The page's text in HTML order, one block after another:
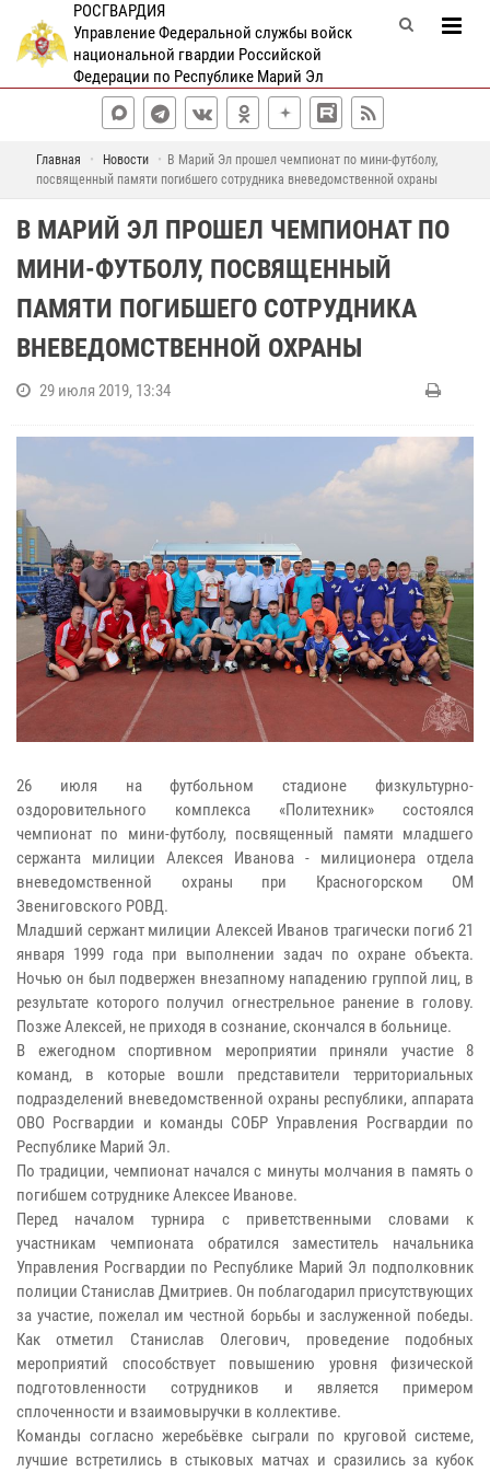
РОСГВАРДИЯ
Управление Федеральной службы войск
национальной гвардии Российской
Федерации по Республике Марий Эл
Главная Новости
В Марий Эл прошел чемпионат по мини-футболу,
посвященный памяти погибшего сотрудника вневедомственной охраны
В МАРИЙ ЭЛ ПРОШЕЛ ЧЕМПИОНАТ ПО
МИНИ-ФУТБОЛУ, ПОСВЯЩЕННЫЙ
ПАМЯТИ ПОГИБШЕГО СОТРУДНИКА
ВНЕВЕДОМСТВЕННОЙ ОХРАНЫ
29 июля 2019, 13:34
26 июля на футбольном стадионе физкультурно-
оздоровительного комплекса «Политехник» состоялся
чемпионат по мини-футболу, посвященный памяти младшего
сержанта милиции Алексея Иванова - милиционера отдела
вневедомственной охраны при Красногорском ОМ
Звениговского РОВД.
Младший сержант милиции Алексей Иванов трагически погиб 21
января 1999 года при выполнении задач по охране объекта.
Ночью он был подвержен внезапному нападению группой лиц, в
результате которого получил огнестрельное ранение в голову.
Позже Алексей, не приходя в сознание, скончался в больнице.
В ежегодном спортивном мероприятии приняли участие 8
команд, в которые вошли представители территориальных
подразделений вневедомственной охраны республики, аппарата
ОВО Росгвардии и команды СОБР Управления Росгвардии по
Республике Марий Эл.
По традиции, чемпионат начался с минуты молчания в память о
погибшем сотруднике Алексее Иванове.
Перед началом турнира с приветственными словами к
участникам чемпионата обратился заместитель начальника
Управления Росгвардии по Республике Марий Эл подполковник
полиции Станислав Дмитриев. Он поблагодарил присутствующих
за участие, пожелал им честной борьбы и заслуженной победы.
Как отметил Станислав Олегович, проведение подобных
мероприятий способствует повышению уровня физической
подготовленности сотрудников и является примером
сплоченности и взаимовыручки в коллективе.
Команды согласно жеребьёвке сыграли по круговой системе,
лучшие встретились в стыковых матчах и сразились за кубок